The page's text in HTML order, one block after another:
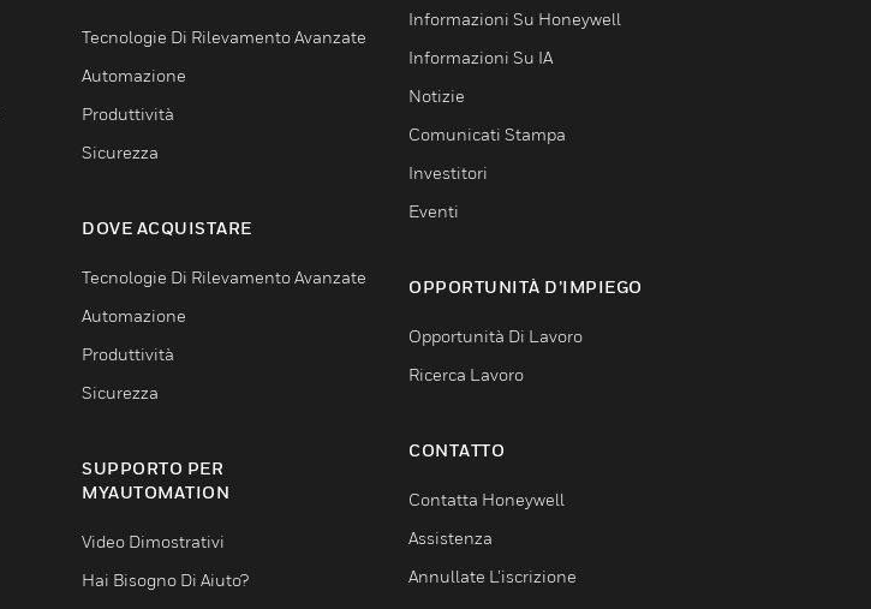
Tecnologie Di Rilevamento Avanzate
Automazione
Produttività
Sicurezza
DOVE ACQUISTARE
Tecnologie Di Rilevamento Avanzate
Automazione
Produttività
Sicurezza
SUPPORTO PER
MYAUTOMATION
Video Dimostrativi
Hai Bisogno Di Aiuto?
Informazioni Su Honeywell
Informazioni Su IA
Notizie
Comunicati Stampa
Investitori
Eventi
OPPORTUNITÀ D’IMPIEGO
Opportunità Di Lavoro
Ricerca Lavoro
CONTATTO
Contatta Honeywell
Assistenza
Annullate L’iscrizione